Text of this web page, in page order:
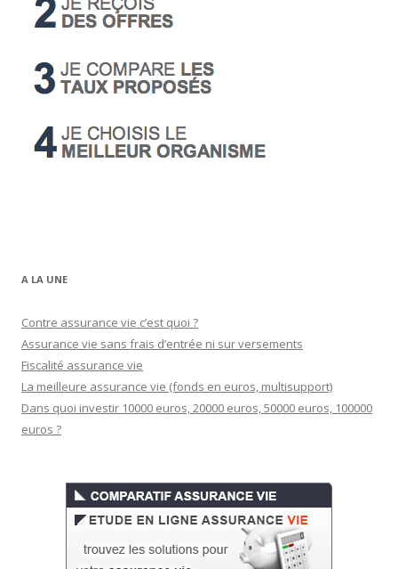
A LA UNE
Contre assurance vie c’est quoi ?
Assurance vie sans frais d’entrée ni sur versements
Fiscalité assurance vie
La meilleure assurance vie (fonds en euros, multisupport)
Dans quoi investir 10000 euros, 20000 euros, 50000 euros, 100000
euros ?